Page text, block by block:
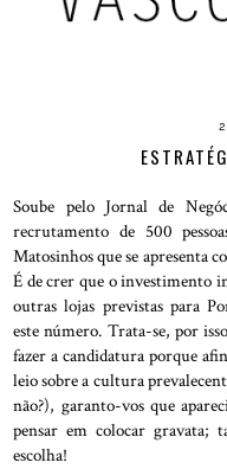
Soube pelo Jornal de
recrutamento de 500
Matosinhos que se apresenta
É de crer que o investimento
outras lojas previstas para
este número. Trata-se, por
fazer a candidatura porque
leio sobre a cultura
não?), garanto-vos que
pensar em colocar gravata;
escolha!